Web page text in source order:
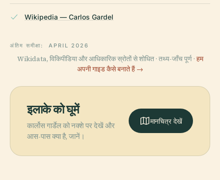
Wikipedia — Carlos Gardel
अंतिम समीक्षा: APRIL 2026
Wikidata, विकिपीडिया और आधिकारिक स्रोतों से शोधित · तथ्य-जाँच पूर्ण · हम
अपनी गाइड कैसे बनाते हैं →
इलाके को घूमें
कार्लोस गार्डेल को नक्शे पर देखें और
आस-पास क्या है, जानें।
मानचित्र देखें